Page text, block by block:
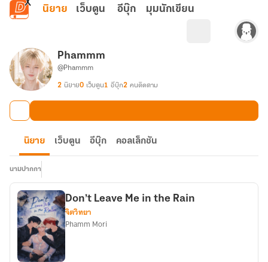
ข้ามไปยังเนื้อหาหลัก
นิยาย เว็บตูน อีบุ๊ก มุมนักเขียน
Phammm
@Phammm
2 นิยาย0 เว็บตูน1 อีบุ๊ก2 คนติดตาม
นิยาย เว็บตูน อีบุ๊ก คอลเล็กชัน
นามปากกา
Don’t Leave Me in the Rain
จิตวิทยา
Phamm Mori